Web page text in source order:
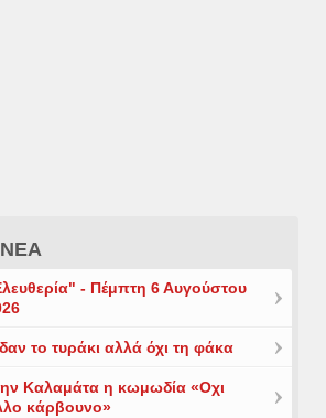
- Πέμπτη 6 Αυγούστου
το τυράκι αλλά όχι τη φάκα
Καλαμάτα η κωμωδία «Οχι
κάρβουνο»